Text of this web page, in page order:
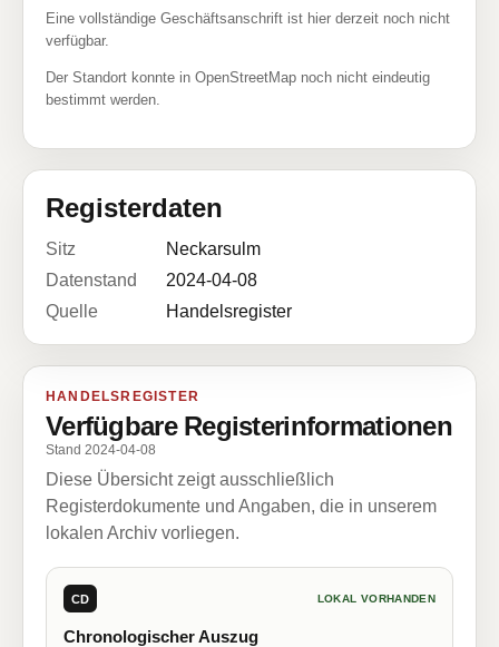
Eine vollständige Geschäftsanschrift ist hier derzeit noch nicht
verfügbar.
Der Standort konnte in OpenStreetMap noch nicht eindeutig
bestimmt werden.
Registerdaten
Sitz
Neckarsulm
Datenstand
2024-04-08
Quelle
Handelsregister
HANDELSREGISTER
Verfügbare Registerinformationen
Stand 2024-04-08
Diese Übersicht zeigt ausschließlich
Registerdokumente und Angaben, die in unserem
lokalen Archiv vorliegen.
CD LOKAL VORHANDEN
Chronologischer Auszug